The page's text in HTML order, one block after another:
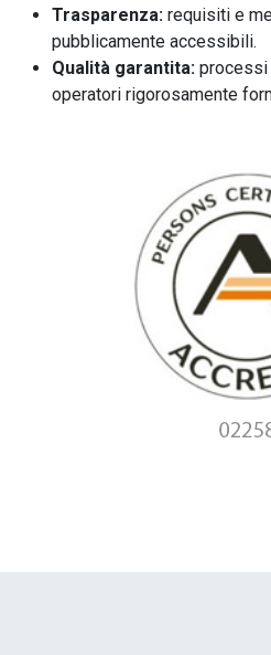
Trasparenza: requisiti e
pubblicamente accessibili.
Qualità garantita: processi
operatori rigorosamente